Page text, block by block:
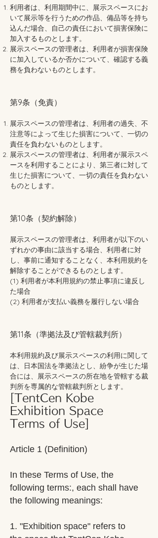
利用者は、利用期間中に、展示スペースにお
いて展示等を行うための作品、備品等を持ち
込んだ場合、自己の責任において損害保険に
加入するものとします。
展示スペースの管理者は、利用者が損害保険
に加入しているか否かについて、確認する義
務を負わないものとします。
第9条（免責）
展示スペースの管理者は、利用者の過失、不
注意等によって生じた損害について、一切の
責任を負わないものとします。
展示スペースの管理者は、利用者が展示スペ
ースを利用することにより、第三者に対して
生じた損害について、一切の責任を負わない
ものとします。
第10条（契約解除）
展示スペースの管理者は、利用者が以下のい
ずれかの事由に該当する場合、利用者に対
し、事前に通知することなく、本利用規約を
解除することができるものとします。
(1) 利用者が本利用規約の禁止事項に違反し
た場合
(2) 利用者が支払い義務を履行しない場合
第11条（準拠法及び管轄裁判所）
本利用規約及び展示スペースの利用に関して
は、日本国法を準拠法とし、紛争が生じた場
合には、展示スペースの所在地を管轄する裁
判所を専属的な管轄裁判所とします。
[TentCen Kobe
Exhibition Space
Terms of Use]
Article 1 (Definition)
In these Terms of Use, the
following terms:, each shall have
the following meanings:
1. "Exhibition space" refers to